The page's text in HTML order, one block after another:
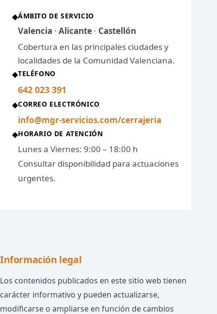
◆ÁMBITO DE SERVICIO
Valencia · Alicante · Castellón
Cobertura en las principales ciudades y
localidades de la Comunidad Valenciana.
◆TELÉFONO
642 023 391
◆CORREO ELECTRÓNICO
info@mgr-servicios.com/cerrajeria
◆HORARIO DE ATENCIÓN
Lunes a Viernes: 9:00 – 18:00 h
Consultar disponibilidad para actuaciones
urgentes.
Información legal
Los contenidos publicados en este sitio web tienen
carácter informativo y pueden actualizarse,
modificarse o ampliarse en función de cambios